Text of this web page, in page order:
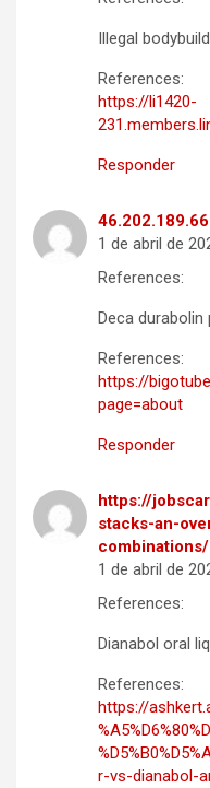
Illegal
References:
https://li1420-
Responder
46.202.189.66
1 de abril de
References:
Deca
References:
https://
page=about
Responder
https://
stacks-an-
combinations/
1 de abril de
References:
Dianabol oral
References:
https://
r-vs-dianabol-